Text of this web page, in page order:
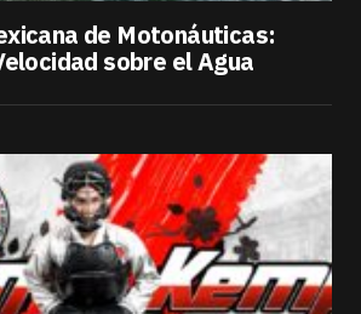
de Motonáuticas:
sobre el Agua